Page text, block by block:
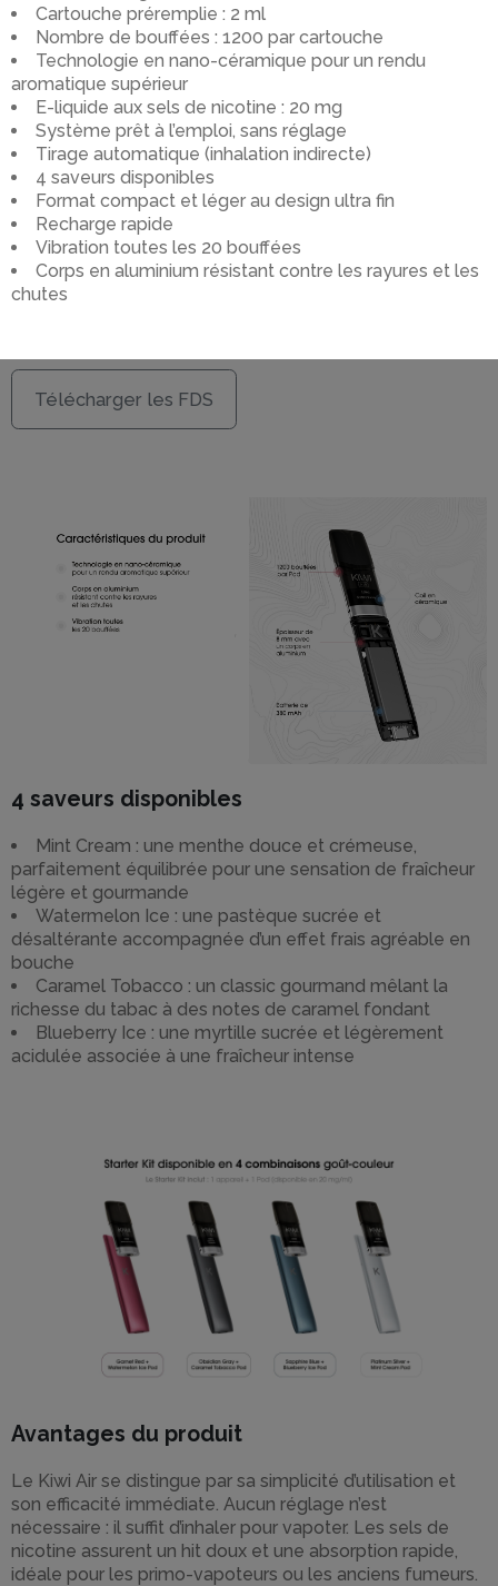
Cartouche préremplie : 2 ml
Nombre de bouffées : 1200 par cartouche
Technologie en nano-céramique pour un rendu
aromatique supérieur
E-liquide aux sels de nicotine : 20 mg
Système prêt à l’emploi, sans réglage
Tirage automatique (inhalation indirecte)
4 saveurs disponibles
Format compact et léger au design ultra fin
Recharge rapide
Vibration toutes les 20 bouffées
Corps en aluminium résistant contre les rayures et les
chutes
Télécharger les FDS
4 saveurs disponibles
Mint Cream : une menthe douce et crémeuse,
parfaitement équilibrée pour une sensation de fraîcheur
légère et gourmande
Watermelon Ice : une pastèque sucrée et
désaltérante accompagnée d’un effet frais agréable en
bouche
Caramel Tobacco : un classic gourmand mêlant la
richesse du tabac à des notes de caramel fondant
Blueberry Ice : une myrtille sucrée et légèrement
acidulée associée à une fraîcheur intense
Avantages du produit
Le Kiwi Air se distingue par sa simplicité d’utilisation et
son efficacité immédiate. Aucun réglage n’est
nécessaire : il suffit d’inhaler pour vapoter. Les sels de
nicotine assurent un hit doux et une absorption rapide,
idéale pour les primo-vapoteurs ou les anciens fumeurs.